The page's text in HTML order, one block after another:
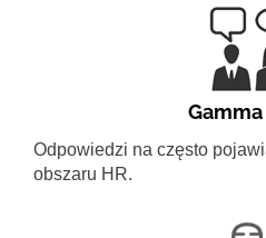
Odpowiedzi na często
obszaru HR.